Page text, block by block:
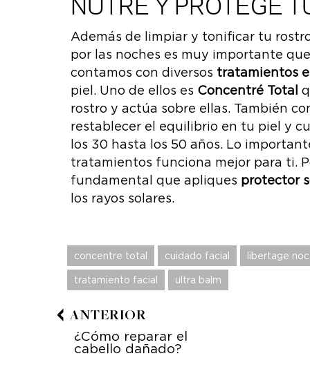
Además de limpiar y tonificar tu
por las noches es muy importante
contamos con diversos tratamientos
piel. Uno de ellos es Concentré Total
rostro y actúa sobre ellas. También
restablecer el equilibrio en tu piel y
los 30 hasta los 50 años. Lo
tratamientos funciona mejor para ti.
fundamental que apliques protector
los rayos solares.
concentre total cuidado facial libertage
tratamiento facial ultra balm
ANTERIOR
¿Cómo reparar el
cabello dañado?